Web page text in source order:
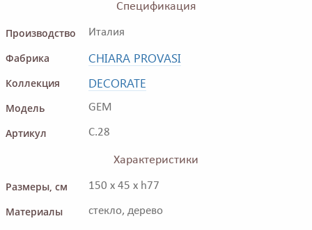
Спецификация
Производство
Италия
Фабрика CHIARA PROVASI
Коллекция DECORATE
Модель GEM
Артикул C.28
Характеристики
Размеры, см
150 x 45 x h77
Материалы стекло, дерево